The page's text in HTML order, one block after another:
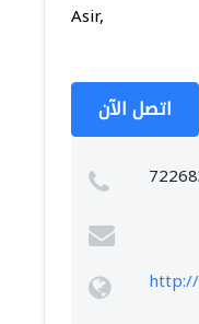
Asir,
اتصل الآن
http://